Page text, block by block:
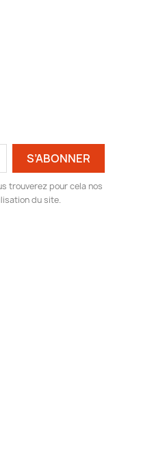
trouverez pour cela nos
du site.